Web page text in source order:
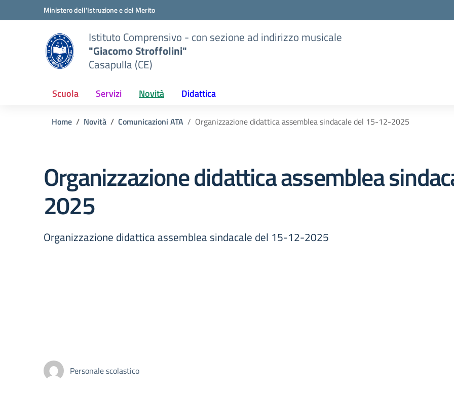
Vai ai contenuti
Vai al menu di navigazioneMinistero dell'Istruzione e del Merito
Istituto Comprensivo - con sezione ad indirizzo musicale
"Giacomo Stroffolini"
Casapulla (CE)
Scuola Servizi Novità Didattica
Home Novità Comunicazioni ATA Organizzazione didattica assemblea sindacale del 15-12-2025
Organizzazione didattica assemblea
2025
Organizzazione didattica assemblea sindacale del 15-12-2025
Personale scolastico